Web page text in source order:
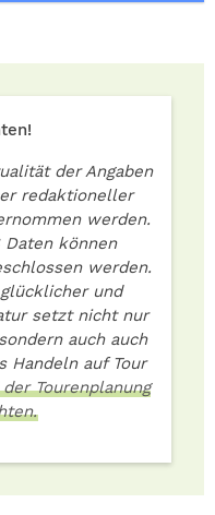
der Angaben
redaktioneller
werden.
Daten können
werden.
und
setzt nicht nur
auch auch
Handeln auf Tour
Tourenplanung